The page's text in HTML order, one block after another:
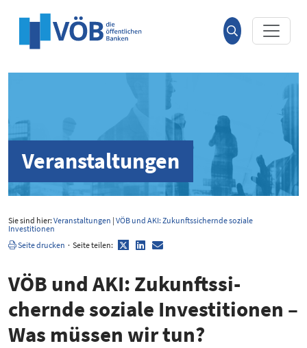
Suche
öffnen
Veranstaltungen
Sie sind hier: Veranstaltungen | VÖB und AKI: Zukunftssichernde soziale
Investitionen
Seite drucken · Seite teilen: TwitterLinkedIn
E-
Mail
VÖB und AKI: Zukunfts­si­
chernde soziale Inves­ti­tionen –
Was müssen wir tun?